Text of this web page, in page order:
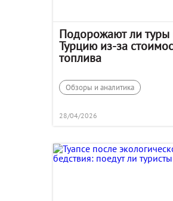
Подорожают ли туры
Турцию из-за
топлива
Обзоры и аналитика
28/04/2026